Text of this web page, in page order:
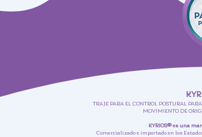
TRAJE PARA EL CONTROL POSTURAL
MOVIMIENTO DE
KYRIOS® es una
Comercializado e importado en los